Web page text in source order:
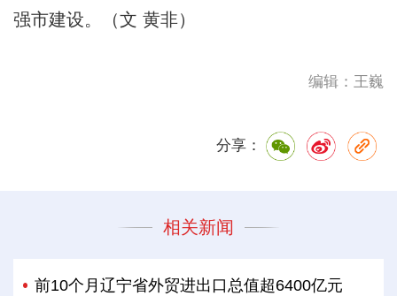
强市建设。（文 黄非）
编辑：王巍
分享：
相关新闻
前10个月辽宁省外贸进出口总值超6400亿元